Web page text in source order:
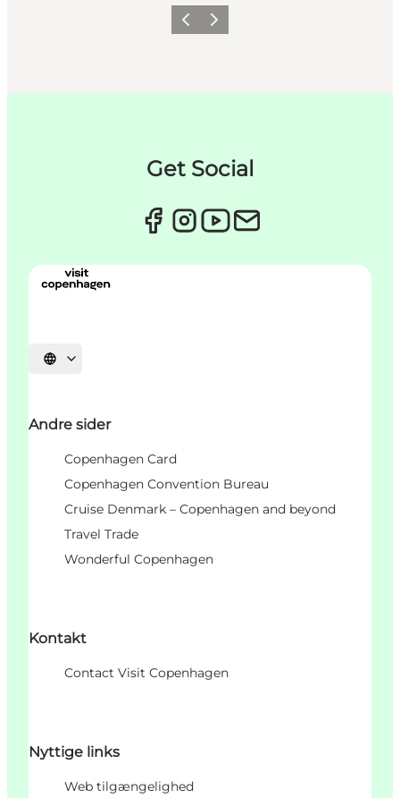
Previous
Next
Get Social
Select language
Andre sider
Copenhagen Card
Copenhagen Convention Bureau
Cruise Denmark – Copenhagen and beyond
Travel Trade
Wonderful Copenhagen
Kontakt
Contact Visit Copenhagen
Nyttige links
Web tilgængelighed